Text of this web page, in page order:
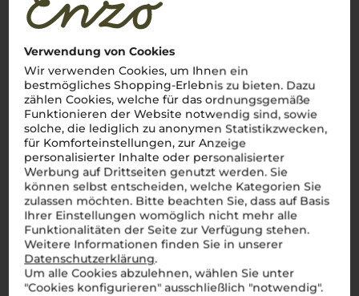
Verwendung von Cookies
Wir verwenden Cookies, um Ihnen ein
bestmögliches Shopping-Erlebnis zu bieten. Dazu
zählen Cookies, welche für das ordnungsgemäße
Funktionieren der Website notwendig sind, sowie
solche, die lediglich zu anonymen Statistikzwecken,
für Komforteinstellungen, zur Anzeige
personalisierter Inhalte oder personalisierter
Werbung auf Drittseiten genutzt werden. Sie
können selbst entscheiden, welche Kategorien Sie
zulassen möchten. Bitte beachten Sie, dass auf Basis
Ihrer Einstellungen womöglich nicht mehr alle
Funktionalitäten der Seite zur Verfügung stehen.
Weitere Informationen finden Sie in unserer
Datenschutzerklärung.
Um alle Cookies abzulehnen, wählen Sie unter
"Cookies konfigurieren" ausschließlich "notwendig".